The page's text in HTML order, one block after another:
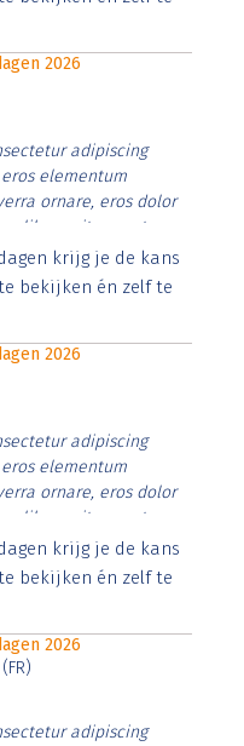
2026
adipiscing
elementum
ornare, eros dolor
libero vitae erat.
id rutrum lorem
tristique posuere.
krijg je de kans
bekijken én zelf te
2026
adipiscing
elementum
ornare, eros dolor
libero vitae erat.
id rutrum lorem
tristique posuere.
krijg je de kans
bekijken én zelf te
2026
adipiscing